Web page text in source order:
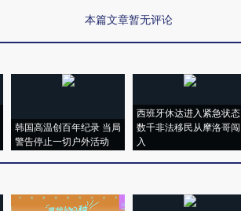
本篇文章暂无评论
韩国高温创百年纪录 当局
警告停止一切户外活动
西班牙休达进入紧急状态
数千非法移民从摩洛哥闯
入